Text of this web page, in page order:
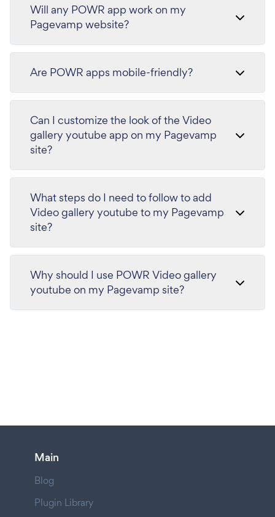
Will any POWR app work on my
Pagevamp website?
Are POWR apps mobile-friendly?
Can I customize the look of the Video
gallery youtube app on my Pagevamp
site?
What steps do I need to follow to add
Video gallery youtube to my Pagevamp
site?
Why should I use POWR Video gallery
youtube on my Pagevamp site?
Main
Blog
Plugin Library